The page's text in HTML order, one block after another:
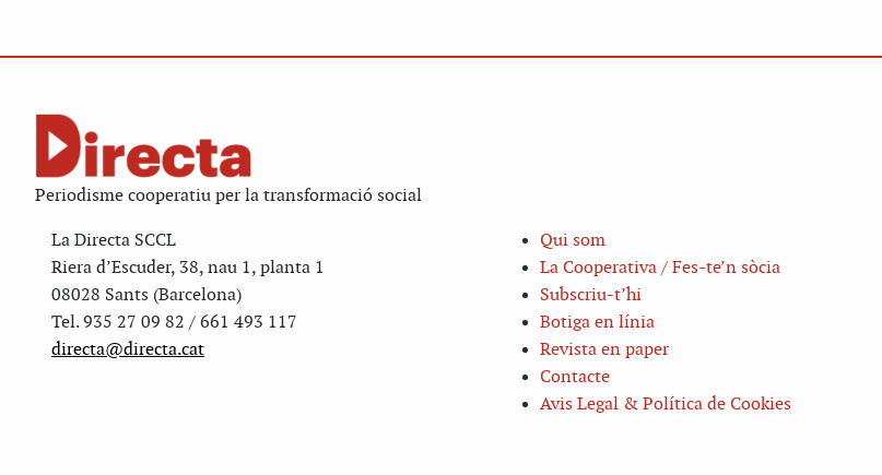
Periodisme cooperatiu per la transformació social
La Directa SCCL
Riera d’Escuder, 38, nau 1, planta 1
08028 Sants (Barcelona)
Tel. 935 27 09 82 / 661 493 117
directa@directa.cat
Qui som
La Cooperativa / Fes-te’n sòcia
Subscriu-t’hi
Botiga en línia
Revista en paper
Contacte
Avis Legal & Política de Cookies